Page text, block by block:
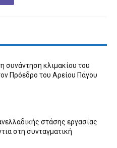
συνάντηση κλιμακίου του
Πρόεδρο του Αρείου Πάγου
στάσης εργασίας
στη συνταγματική